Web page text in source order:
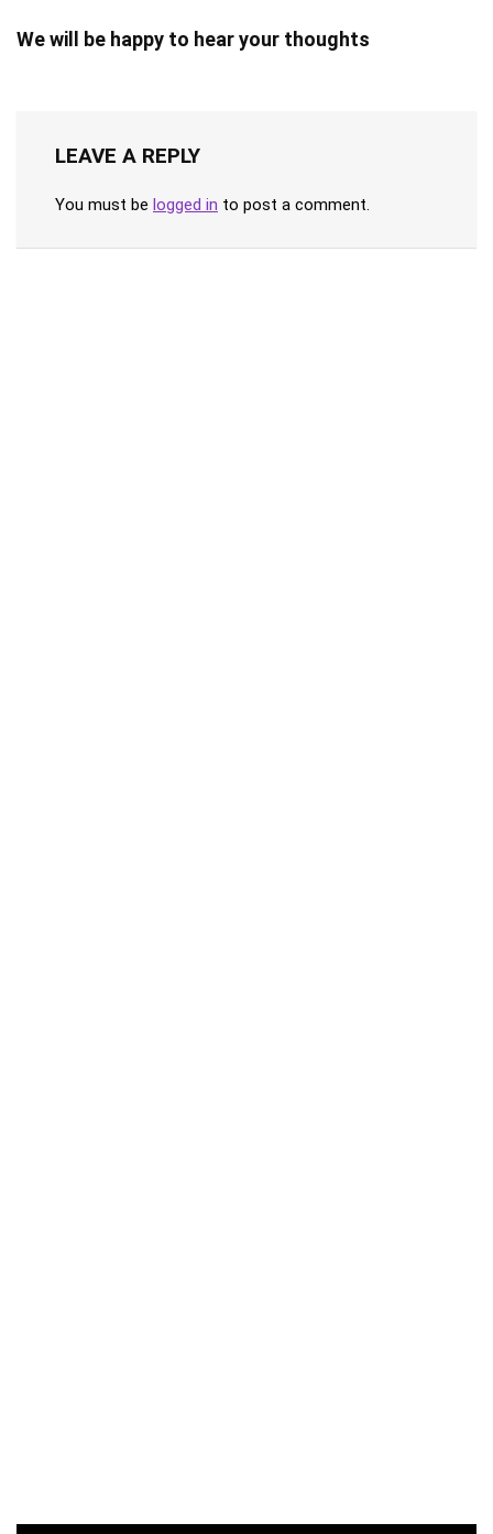
We will be happy to hear your thoughts
LEAVE A REPLY
You must be logged in to post a comment.